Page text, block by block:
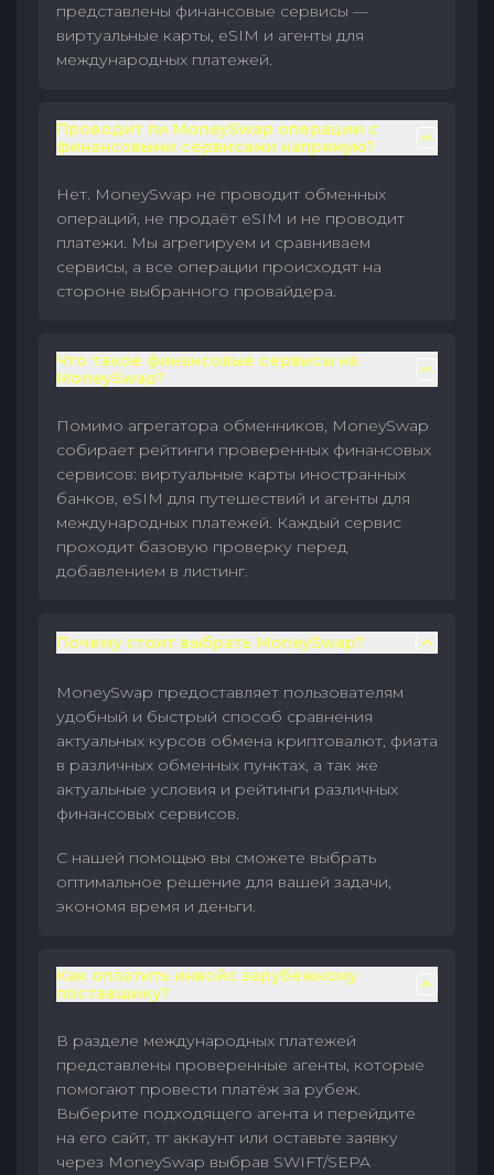
представлены финансовые сервисы —
виртуальные карты, eSIM и агенты для
международных платежей.
Проводит ли MoneySwap операции с
финансовыми сервисами напрямую?
Нет. MoneySwap не проводит обменных
операций, не продаёт eSIM и не проводит
платежи. Мы агрегируем и сравниваем
сервисы, а все операции происходят на
стороне выбранного провайдера.
Что такое финансовые сервисы на
MoneySwap?
Помимо агрегатора обменников, MoneySwap
собирает рейтинги проверенных финансовых
сервисов: виртуальные карты иностранных
банков, eSIM для путешествий и агенты для
международных платежей. Каждый сервис
проходит базовую проверку перед
добавлением в листинг.
Почему стоит выбрать MoneySwap?
MoneySwap предоставляет пользователям
удобный и быстрый способ сравнения
актуальных курсов обмена криптовалют, фиата
в различных обменных пунктах, а так же
актуальные условия и рейтинги различных
финансовых сервисов.
С нашей помощью вы сможете выбрать
оптимальное решение для вашей задачи,
экономя время и деньги.
Как оплатить инвойс зарубежному
поставщику?
В разделе международных платежей
представлены проверенные агенты, которые
помогают провести платёж за рубеж.
Выберите подходящего агента и перейдите
на его сайт, тг аккаунт или оставьте заявку
через MoneySwap выбрав SWIFT/SEPA